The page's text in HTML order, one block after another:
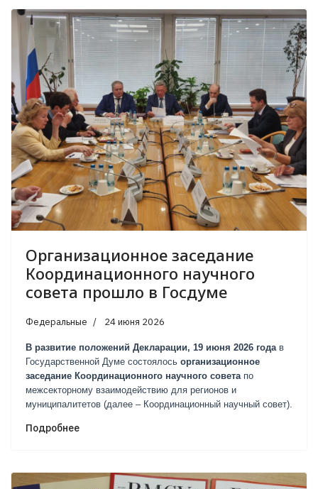
Организационное заседание
Координационного научного
совета прошло в Госдуме
Федеральные 24 июня 2026
В развитие положений Декларации, 19 июня 2026 годав
Государственной Думе состоялось организационное
заседание Координационного научного советапо
межсекторному взаимодействию для регионов и
муниципалитетов (далее – Координационный научный совет).
Подробнее